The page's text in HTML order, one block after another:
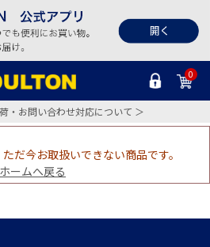
0
・お問い合わせ対応について ＞
だ今お取扱いできない商品です。
ホームへ戻る